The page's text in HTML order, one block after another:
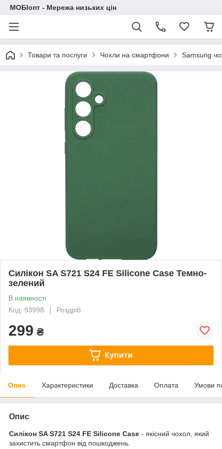
МОБІопт - Мережа низьких цін
Товари та послуги Чохли на смартфони Samsung
Силікон SA S721 S24 FE Silicone Case Темно-
зелений
В наявності
Код: 93998
Роздріб
299 ₴
Купити
Опис Характеристики Доставка Оплата Умови
Опис
Силікон SA S721 S24 FE Silicone Case - якісний чохол, який
захистить смартфон від пошкоджень.